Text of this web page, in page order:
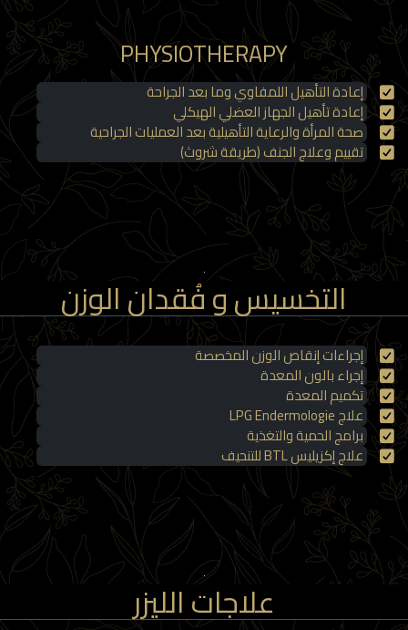
PHYSIOTHERAPY
إعادة التأهيل اللمفاوي وما بعد الجراحة
إعادة تأهيل الجهاز العضلي الهيكلي
صحة المرأة والرعاية التأهيلية بعد العمليات الجراحية
تقييم وعلاج الجنف (طريقة شروث)
التخسيس و فُقدان الوزن
إجراءات إنقاص الوزن المخصصة
إجراء بالون المعدة
تكميم المعدة
علاج LPG Endermologie
برامج الحمية والتغذية
علاج إكزيليس BTL للتنحيف
علاجات الليزر